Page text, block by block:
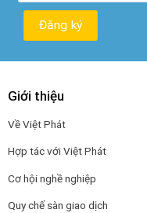
Giới thiệu
Về Việt Phát
Hợp tác với Việt Phát
Cơ hội nghề nghiệp
Quy chế sàn giao dịch